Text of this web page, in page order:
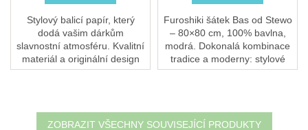
Stylový balicí papír, který
dodá vašim dárkům
slavnostní atmosféru. Kvalitní
materiál a originální design
zajistí, že každý dárek zazáří.
Furoshiki šátek Bas od Stewo
– 80×80 cm, 100% bavlna,
modrá. Dokonalá kombinace
tradice a moderny: stylové
dárkové balení, módní šátek i
ZOBRAZIT VŠECHNY SOUVISEJÍCÍ PRODUKTY